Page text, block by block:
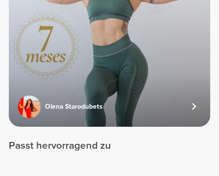
Olena Starodubets
Passt hervorragend zu